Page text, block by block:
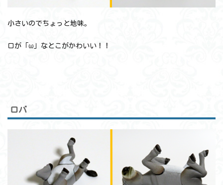
小さいのでちょっと地味。
口が「ω」なとこがかわいい！！
ロバ